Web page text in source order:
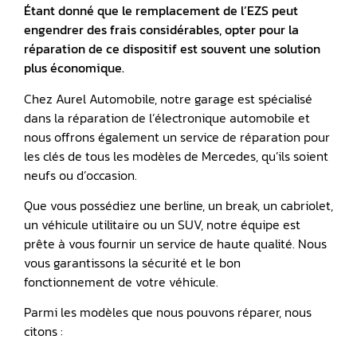
Étant donné que le remplacement de l’EZS peut
engendrer des frais considérables, opter pour la
réparation de ce dispositif est souvent une solution
plus économique.
Chez Aurel Automobile, notre garage est spécialisé
dans la réparation de l’électronique automobile et
nous offrons également un service de réparation pour
les clés de tous les modèles de Mercedes, qu’ils soient
neufs ou d’occasion.
Que vous possédiez une berline, un break, un cabriolet,
un véhicule utilitaire ou un SUV, notre équipe est
prête à vous fournir un service de haute qualité. Nous
vous garantissons la sécurité et le bon
fonctionnement de votre véhicule.
Parmi les modèles que nous pouvons réparer, nous
citons :